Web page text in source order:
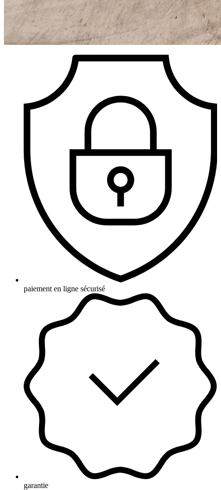
paiement en ligne sécurisé
garantie